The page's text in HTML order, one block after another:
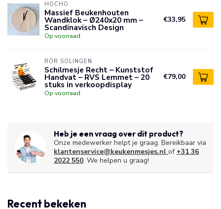
HOCHO
Massief Beukenhouten
Wandklok – Ø240x20 mm –
Scandinavisch Design
Op voorraad
€33,95
RÖR SOLINGEN
Schilmesje Recht – Kunststof
Handvat – RVS Lemmet – 20
stuks in verkoopdisplay
Op voorraad
€79,00
Heb je een vraag over dit product?
Onze medewerker helpt je graag. Bereikbaar via
klantenservice@keukenmesjes.nl of +31 36
2022 550. We helpen u graag!
Recent bekeken